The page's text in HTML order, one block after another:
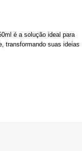
é a solução ideal para
transformando suas ideias